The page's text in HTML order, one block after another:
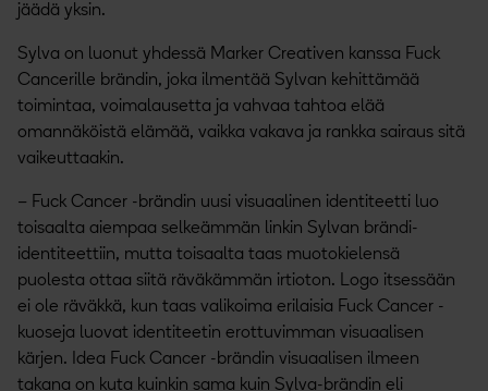
jäädä yksin.
Sylva on luonut yhdessä Marker Creativen kanssa Fuck
Cancerille brändin, joka ilmentää Sylvan kehittämää
toimintaa, voimalausetta ja vahvaa tahtoa elää
omannäköistä elämää, vaikka vakava ja rankka sairaus sitä
vaikeuttaakin.
– Fuck Cancer -brändin uusi visuaalinen identiteetti luo
toisaalta aiempaa selkeämmän linkin Sylvan brändi-
identiteettiin, mutta toisaalta taas muotokielensä
puolesta ottaa siitä räväkämmän irtioton. Logo itsessään
ei ole räväkkä, kun taas valikoima erilaisia Fuck Cancer -
kuoseja luovat identiteetin erottuvimman visuaalisen
kärjen. Idea Fuck Cancer -brändin visuaalisen ilmeen
takana on kuta kuinkin sama kuin Sylva-brändin eli